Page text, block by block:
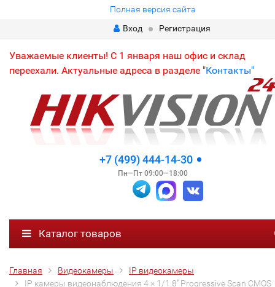
Полная версия сайта
Вход
Регистрация
Уважаемые клиенты! С 1 января наш офис и склад
переехали. Актуальные адреса в разделе "Контакты"
+7 (499) 444-14-30
Пн—Пт 09:00—18:00
Каталог товаров
Главная Видеокамеры
IP видеокамеры
IP камеры видеонаблюдения 4 × 1/1.8’’ Progressive Scan CMOS